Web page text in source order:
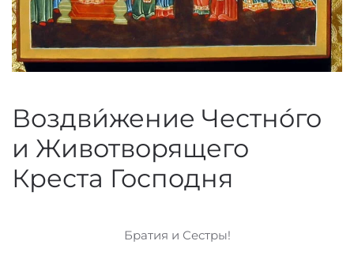
Воздви́жение Честно́го
и Животворящего
Креста Господня
Братия и Сестры!